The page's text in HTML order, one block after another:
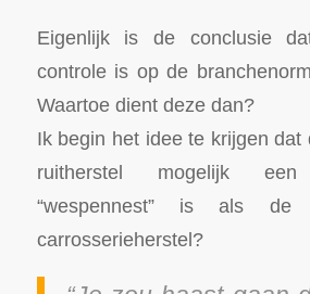
Eigenlijk is de conclusie
controle is op de
Waartoe dient deze dan?
Ik begin het idee te krijgen dat
ruitherstel mogelijk
“wespennest” is als de
carrosserieherstel?